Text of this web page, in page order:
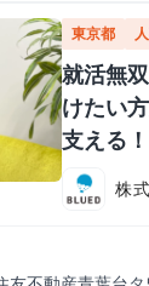
東京都
就活無
けたい
支える
株